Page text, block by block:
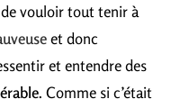
vouloir tout tenir à
et donc
et entendre des
. Comme si c’était